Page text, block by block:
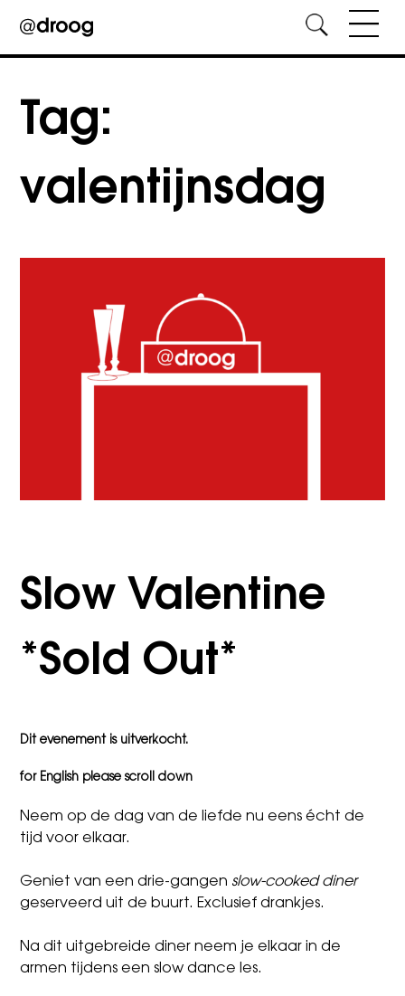
content
Tag:
valentijnsdag
Slow Valentine
*Sold Out*
Dit evenement is uitverkocht.
for English please scroll down
Neem op de dag van de liefde nu eens écht de
tijd voor elkaar.
Geniet van een drie-gangen slow-cooked diner
geserveerd uit de buurt. Exclusief drankjes.
Na dit uitgebreide diner neem je elkaar in de
armen tijdens een slow dance les.